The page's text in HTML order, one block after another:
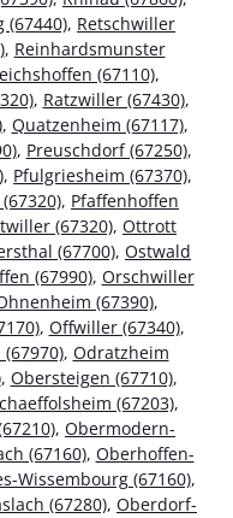
(67440), Retschwiller
, Reinhardsmunster
(67110),
, Ratzwiller (67430),
, Quatzenheim (67117),
, Preuschdorf (67250),
, Pfulgriesheim (67370),
, Pfaffenhoffen
(67320), Ottrott
(67700), Ostwald
(67990), Orschwiller
(67390),
, Offwiller (67340),
, Odratzheim
, Obersteigen (67710),
(67203),
, Obermodern-
(67160), Oberhoffen-
Wissembourg (67160),
(67280), Oberdorf-